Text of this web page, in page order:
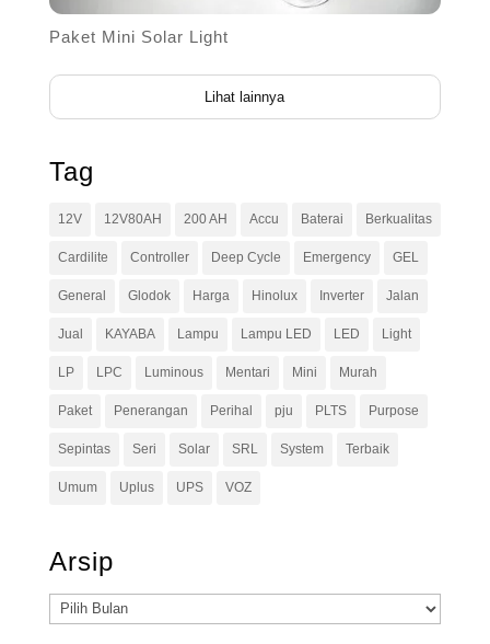
Paket Mini Solar Light
Lihat lainnya
Tag
12V 12V80AH 200 AH Accu Baterai Berkualitas
Cardilite Controller Deep Cycle Emergency GEL
General Glodok Harga Hinolux Inverter Jalan
Jual KAYABA Lampu Lampu LED LED Light
LP LPC Luminous Mentari Mini Murah
Paket Penerangan Perihal pju PLTS Purpose
Sepintas Seri Solar SRL System Terbaik
Umum Uplus UPS VOZ
Arsip
Arsip